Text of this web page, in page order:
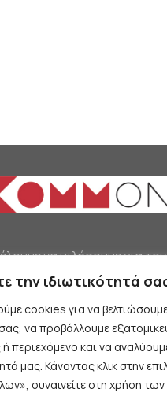
την ιδιωτικότητά
cookies για να
να προβάλλουμε
περιεχόμενο και να
μας. Κάνοντας κλικ στην
συναινείτε στη χρήση
να μιλήσουμε για τον
της εποχής μας,
την αναγκαία αλλά όχι
προοπτική.
να μιλήσουμε
για την
επιβίωση και τον